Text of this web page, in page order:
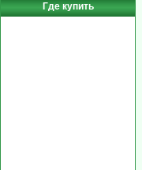
Где купить